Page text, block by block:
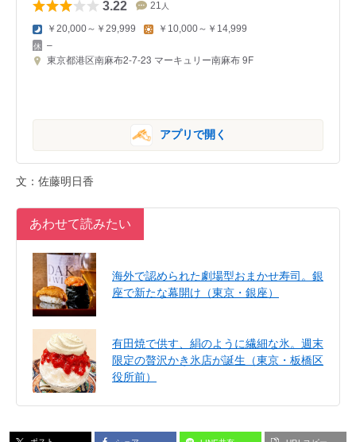
3.22 21 人
￥20,000～￥29,999 ￥10,000～￥14,999
–
東京都港区南麻布2-7-23 マーキュリー南麻布 9F
アプリで開く
文：佐藤明日香
あわせて読みたい
海外で認められた劇場型おまかせ寿司。銀
座で新たな幕開け（東京・銀座）
有田焼で供す、絹のように繊細な氷。週末
限定の贅沢かき氷店が誕生（東京・板橋区
役所前）